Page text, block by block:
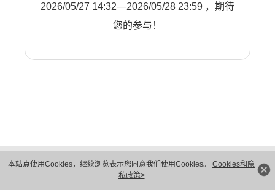
本站点使用Cookies，继续浏览表示您同意我们使用Cookies。 Cookies和隐
私政策>
2026/05/27 14:32—2026/05/28 23:59 ，期待
您的参与！
隐私保护
法律声明